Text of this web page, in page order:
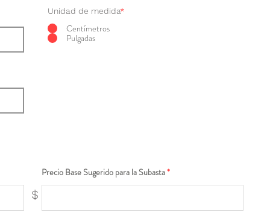
Unidad de medida*
Centímetros
Pulgadas
$
Precio Base Sugerido para la Subasta